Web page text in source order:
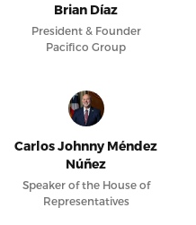
Brian Díaz
President & Founder
Pacifico Group
Carlos Johnny Méndez
Núñez
Speaker of the House of
Representatives